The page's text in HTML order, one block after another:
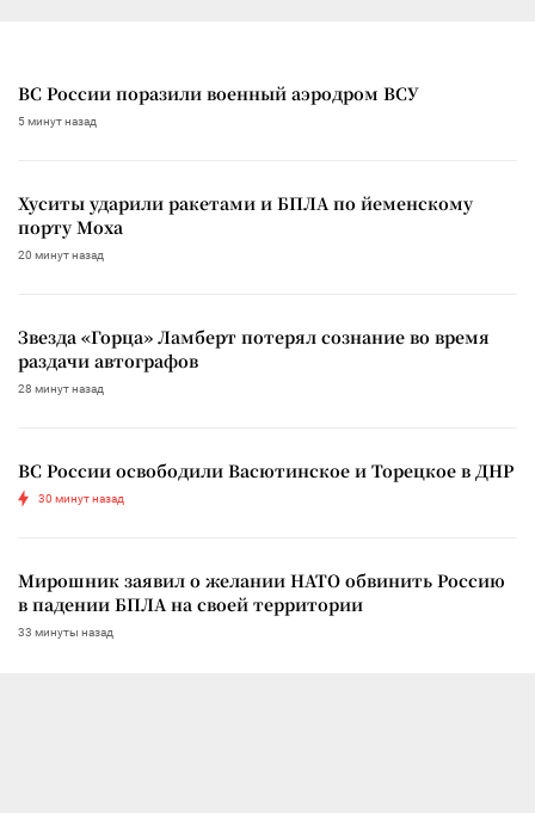
ВС России поразили военный аэродром ВСУ
5 минут назад
Хуситы ударили ракетами и БПЛА по йеменскому
порту Моха
20 минут назад
Звезда «Горца» Ламберт потерял сознание во время
раздачи автографов
28 минут назад
ВС России освободили Васютинское и Торецкое в ДНР
30 минут назад
Мирошник заявил о желании НАТО обвинить Россию
в падении БПЛА на своей территории
33 минуты назад